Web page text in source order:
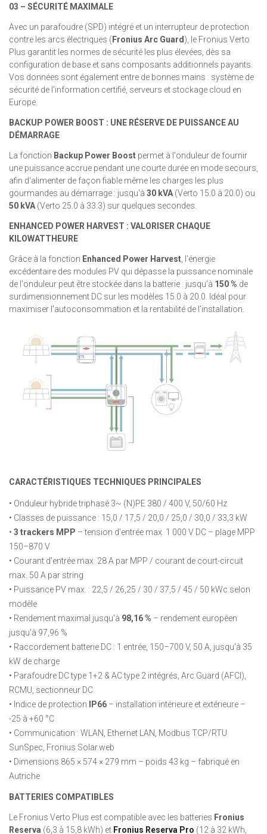
03 – SÉCURITÉ MAXIMALE
Avec un parafoudre (SPD) intégré et un interrupteur de protection
contre les arcs électriques ( Fronius Arc Guard ), le Fronius Verto
Plus garantit les normes de sécurité les plus élevées, dès sa
configuration de base et sans composants additionnels payants.
Vos données sont également entre de bonnes mains : système de
sécurité de l'information certifié, serveurs et stockage cloud en
Europe.
BACKUP POWER BOOST : UNE RÉSERVE DE PUISSANCE AU
DÉMARRAGE
La fonction Backup Power Boost permet à l'onduleur de fournir
une puissance accrue pendant une courte durée en mode secours,
afin d'alimenter de façon fiable même les charges les plus
gourmandes au démarrage : jusqu'à 30 kVA (Verto 15.0 à 20.0) ou
50 kVA (Verto 25.0 à 33.3) sur quelques secondes.
ENHANCED POWER HARVEST : VALORISER CHAQUE
KILOWATTHEURE
Grâce à la fonction Enhanced Power Harvest , l'énergie
excédentaire des modules PV qui dépasse la puissance nominale
de l'onduleur peut être stockée dans la batterie : jusqu'à 150 % de
surdimensionnement DC sur les modèles 15.0 à 20.0. Idéal pour
maximiser l'autoconsommation et la rentabilité de l'installation.
CARACTÉRISTIQUES TECHNIQUES PRINCIPALES
• Onduleur hybride triphasé 3~ (N)PE 380 / 400 V, 50/60 Hz
• Classes de puissance : 15,0 / 17,5 / 20,0 / 25,0 / 30,0 / 33,3 kW
• 3 trackers MPP – tension d'entrée max. 1 000 V DC – plage MPP
150–870 V
• Courant d'entrée max. 28 A par MPP / courant de court-circuit
max. 50 A par string
• Puissance PV max. : 22,5 / 26,25 / 30 / 37,5 / 45 / 50 kWc selon
modèle
• Rendement maximal jusqu'à 98,16 % – rendement européen
jusqu'à 97,96 %
• Raccordement batterie DC : 1 entrée, 150–700 V, 50 A, jusqu'à 35
kW de charge
• Parafoudre DC type 1+2 & AC type 2 intégrés, Arc Guard (AFCI),
RCMU, sectionneur DC
• Indice de protection IP66 – installation intérieure et extérieure –
-25 à +60 °C
• Communication : WLAN, Ethernet LAN, Modbus TCP/RTU
SunSpec, Fronius Solar.web
• Dimensions 865 × 574 × 279 mm – poids 43 kg – fabriqué en
Autriche
BATTERIES COMPATIBLES
Le Fronius Verto Plus est compatible avec les batteries Fronius
Reserva (6,3 à 15,8 kWh) et Fronius Reserva Pro (12 à 32 kWh,